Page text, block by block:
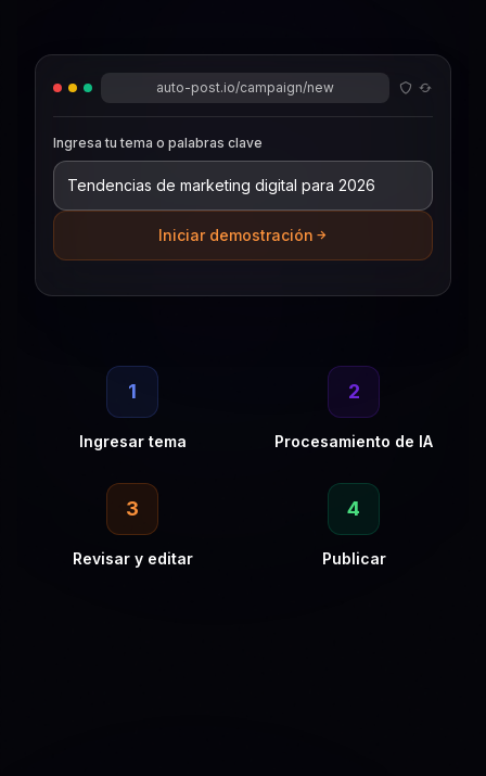
auto-post.io/campaign/new
Ingresa tu tema o palabras clave
Iniciar demostración
1
Ingresar tema
2
Procesamiento de IA
3
Revisar y editar
4
Publicar